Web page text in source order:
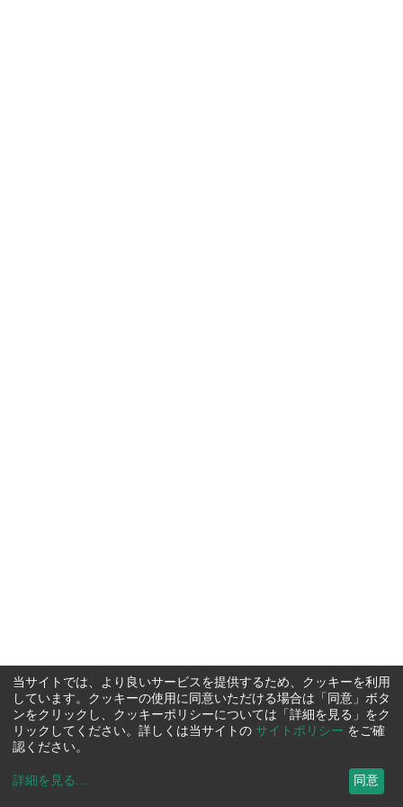
当サイトでは、より良いサービスを提供するため、クッキーを利用
しています。クッキーの使用に同意いただける場合は「同意」ボタ
ンをクリックし、クッキーポリシーについては「詳細を見る」をク
リックしてください。詳しくは当サイトの サイトポリシー をご確
認ください。
詳細を見る ... 同意